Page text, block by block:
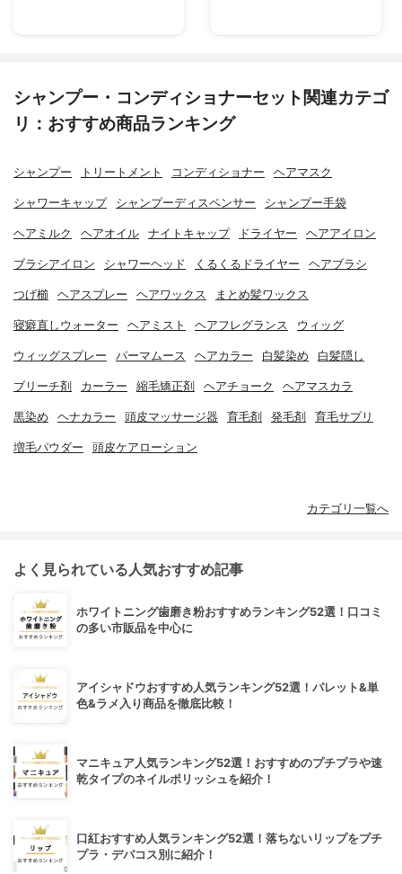
シャンプー・コンディショナーセット関連カテゴ
リ：おすすめ商品ランキング
シャンプー トリートメント コンディショナー ヘアマスク
シャワーキャップ シャンプーディスペンサー シャンプー手袋
ヘアミルク ヘアオイル ナイトキャップ ドライヤー ヘアアイロン
ブラシアイロン シャワーヘッド くるくるドライヤー ヘアブラシ
つげ櫛 ヘアスプレー ヘアワックス まとめ髪ワックス
寝癖直しウォーター ヘアミスト ヘアフレグランス ウィッグ
ウィッグスプレー パーマムース ヘアカラー 白髪染め 白髪隠し
ブリーチ剤 カーラー 縮毛矯正剤 ヘアチョーク ヘアマスカラ
黒染め ヘナカラー 頭皮マッサージ器 育毛剤 発毛剤 育毛サプリ
増毛パウダー 頭皮ケアローション
カテゴリ一覧へ
よく見られている人気おすすめ記事
ホワイトニング歯磨き粉おすすめランキング52選！口コミ
の多い市販品を中心に
アイシャドウおすすめ人気ランキング52選！パレット&単
色&ラメ入り商品を徹底比較！
マニキュア人気ランキング52選！おすすめのプチプラや速
乾タイプのネイルポリッシュを紹介！
口紅おすすめ人気ランキング52選！落ちないリップをプチ
プラ・デパコス別に紹介！